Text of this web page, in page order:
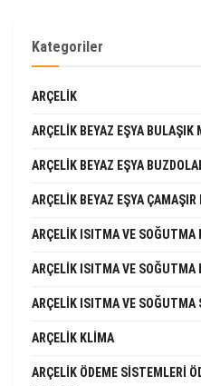
Kategoriler
ARÇELIK
ARÇELIK BEYAZ EŞYA BULAŞIK
ARÇELIK BEYAZ EŞYA
ARÇELIK BEYAZ EŞYA
ARÇELIK ISITMA VE SOĞUTMA
ARÇELIK ISITMA VE SOĞUTMA
ARÇELIK ISITMA VE SOĞUTMA
ARÇELIK KLIMA
ARÇELIK ÖDEME SISTEMLERI